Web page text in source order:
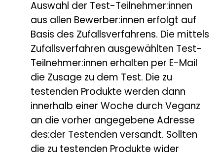
Auswahl der Test-Teilnehmer:innen
aus allen Bewerber:innen erfolgt auf
Basis des Zufallsverfahrens. Die mittels
Zufallsverfahren ausgewählten Test-
Teilnehmer:innen erhalten per E-Mail
die Zusage zu dem Test. Die zu
testenden Produkte werden dann
innerhalb einer Woche durch Veganz
an die vorher angegebene Adresse
des:der Testenden versandt. Sollten
die zu testenden Produkte wider